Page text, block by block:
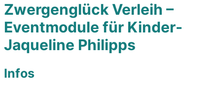
Zwergenglück Verleih –
Eventmodule für Kinder-
Jaqueline Philipps
Infos